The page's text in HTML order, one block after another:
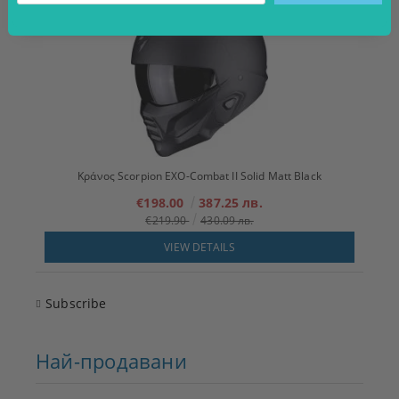
Κράνος Scorpion EXO-Combat II Solid Matt Black
€198.00 387.25 лв.
€219.90
430.09 лв.
VIEW DETAILS
Subscribe
Най-продавани